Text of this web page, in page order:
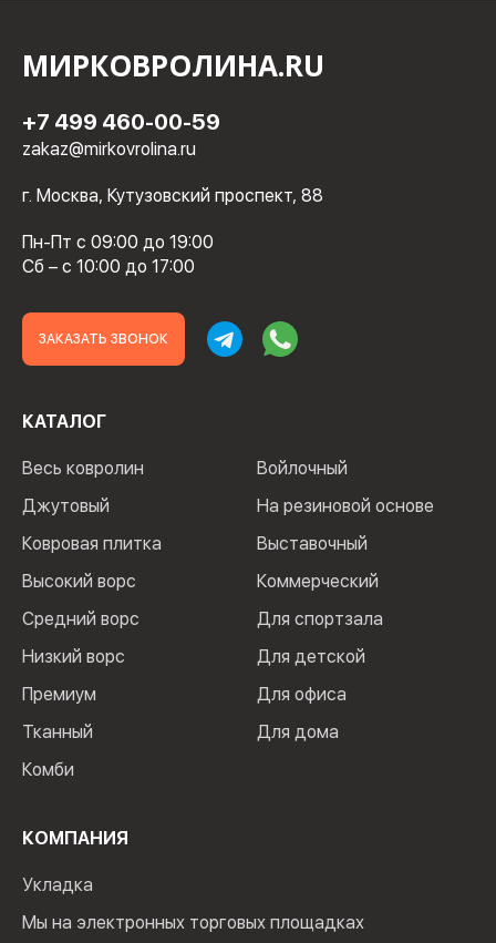
МИРКОВРОЛИНА.RU
+7 499 460-00-59
zakaz@mirkovrolina.ru
г. Москва, Кутузовский проспект, 88
Пн-Пт с 09:00 до 19:00
Сб – с 10:00 до 17:00
ЗАКАЗАТЬ ЗВОНОК
КАТАЛОГ
Весь ковролин
Джутовый
Ковровая плитка
Высокий ворс
Средний ворс
Низкий ворс
Премиум
Тканный
Комби
Войлочный
На резиновой основе
Выставочный
Коммерческий
Для спортзала
Для детской
Для офиса
Для дома
КОМПАНИЯ
Укладка
Мы на электронных торговых площадках